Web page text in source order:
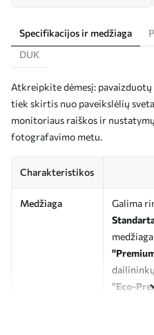
Specifikacijos ir medžiaga
DUK
Atkreipkite dėmesį:
tiek skirtis nuo paveikslėlių
monitoriaus raiškos ir
fotografavimo metu.
Charakteristikos
Medžiaga
Galima
"Eco-